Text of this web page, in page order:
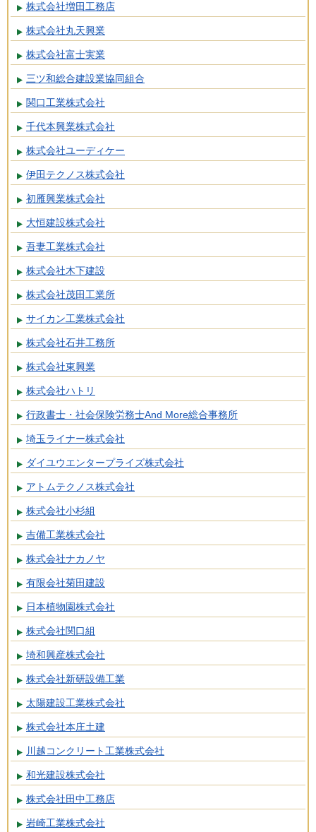
株式会社増田工務店
株式会社丸天興業
株式会社富士実業
三ツ和総合建設業協同組合
関口工業株式会社
千代本興業株式会社
株式会社ユーディケー
伊田テクノス株式会社
初雁興業株式会社
大恒建設株式会社
吾妻工業株式会社
株式会社木下建設
株式会社茂田工業所
サイカン工業株式会社
株式会社石井工務所
株式会社東興業
株式会社ハトリ
行政書士・社会保険労務士And More総合事務所
埼玉ライナー株式会社
ダイユウエンタープライズ株式会社
アトムテクノス株式会社
株式会社小杉組
吉備工業株式会社
株式会社ナカノヤ
有限会社菊田建設
日本植物園株式会社
株式会社関口組
埼和興産株式会社
株式会社新研設備工業
太陽建設工業株式会社
株式会社本庄土建
川越コンクリート工業株式会社
和光建設株式会社
株式会社田中工務店
岩崎工業株式会社